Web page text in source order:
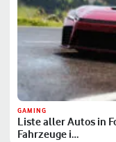
GAMING
Liste aller Autos in
Fahrzeuge i…